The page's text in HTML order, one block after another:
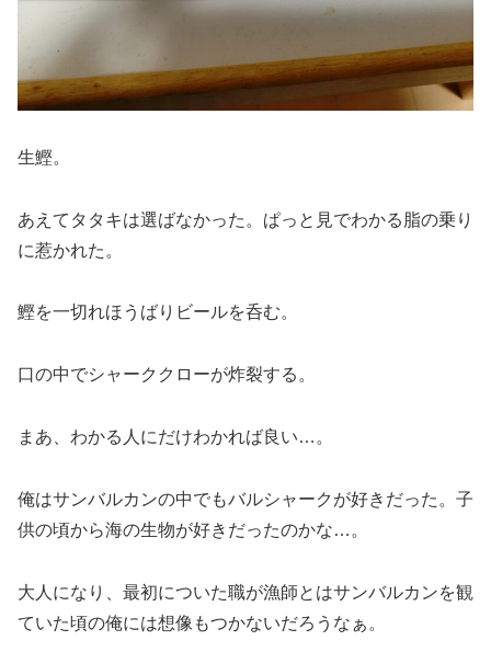
生鰹。
あえてタタキは選ばなかった。ぱっと見でわかる脂の乗り
に惹かれた。
鰹を一切れほうばりビールを呑む。
口の中でシャーククローが炸裂する。
まあ、わかる人にだけわかれば良い…。
俺はサンバルカンの中でもバルシャークが好きだった。子
供の頃から海の生物が好きだったのかな…。
大人になり、最初についた職が漁師とはサンバルカンを観
ていた頃の俺には想像もつかないだろうなぁ。